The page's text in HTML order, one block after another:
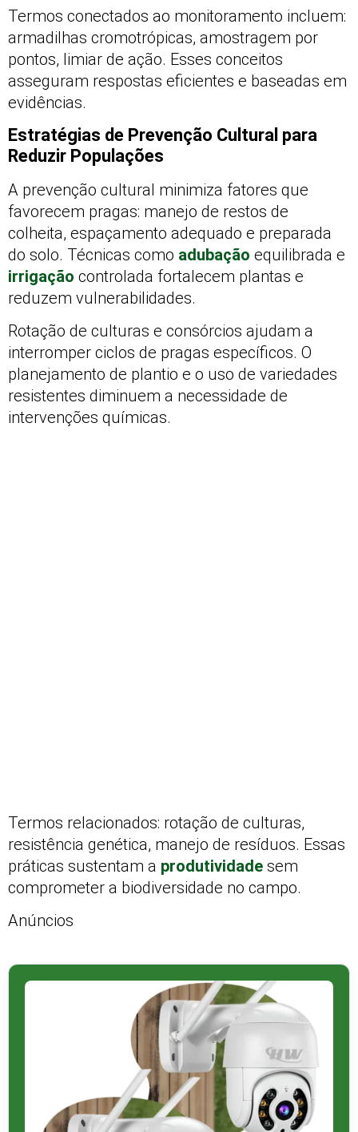
Termos conectados ao monitoramento incluem:
armadilhas cromotrópicas, amostragem por
pontos, limiar de ação. Esses conceitos
asseguram respostas eficientes e baseadas em
evidências.
Estratégias de Prevenção Cultural para
Reduzir Populações
A prevenção cultural minimiza fatores que
favorecem pragas: manejo de restos de
colheita, espaçamento adequado e preparada
do solo. Técnicas como adubação equilibrada e
irrigação controlada fortalecem plantas e
reduzem vulnerabilidades.
Rotação de culturas e consórcios ajudam a
interromper ciclos de pragas específicos. O
planejamento de plantio e o uso de variedades
resistentes diminuem a necessidade de
intervenções químicas.
Termos relacionados: rotação de culturas,
resistência genética, manejo de resíduos. Essas
práticas sustentam a produtividade sem
comprometer a biodiversidade no campo.
Anúncios